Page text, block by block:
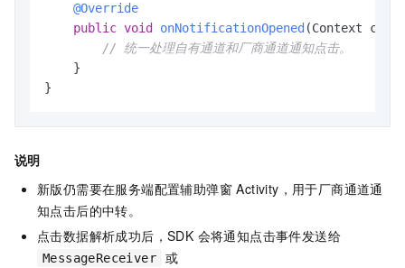
@Override
public void onNotificationOpened (Context
// 统一处理自有通道和厂商通道通知点击。
    }
}
说明
新版仍需要在服务端配置辅助弹窗 Activity，用于厂商通道通
知点击后的中转。
点击数据解析成功后，SDK 会将通知点击事件发送给
MessageReceiver 或